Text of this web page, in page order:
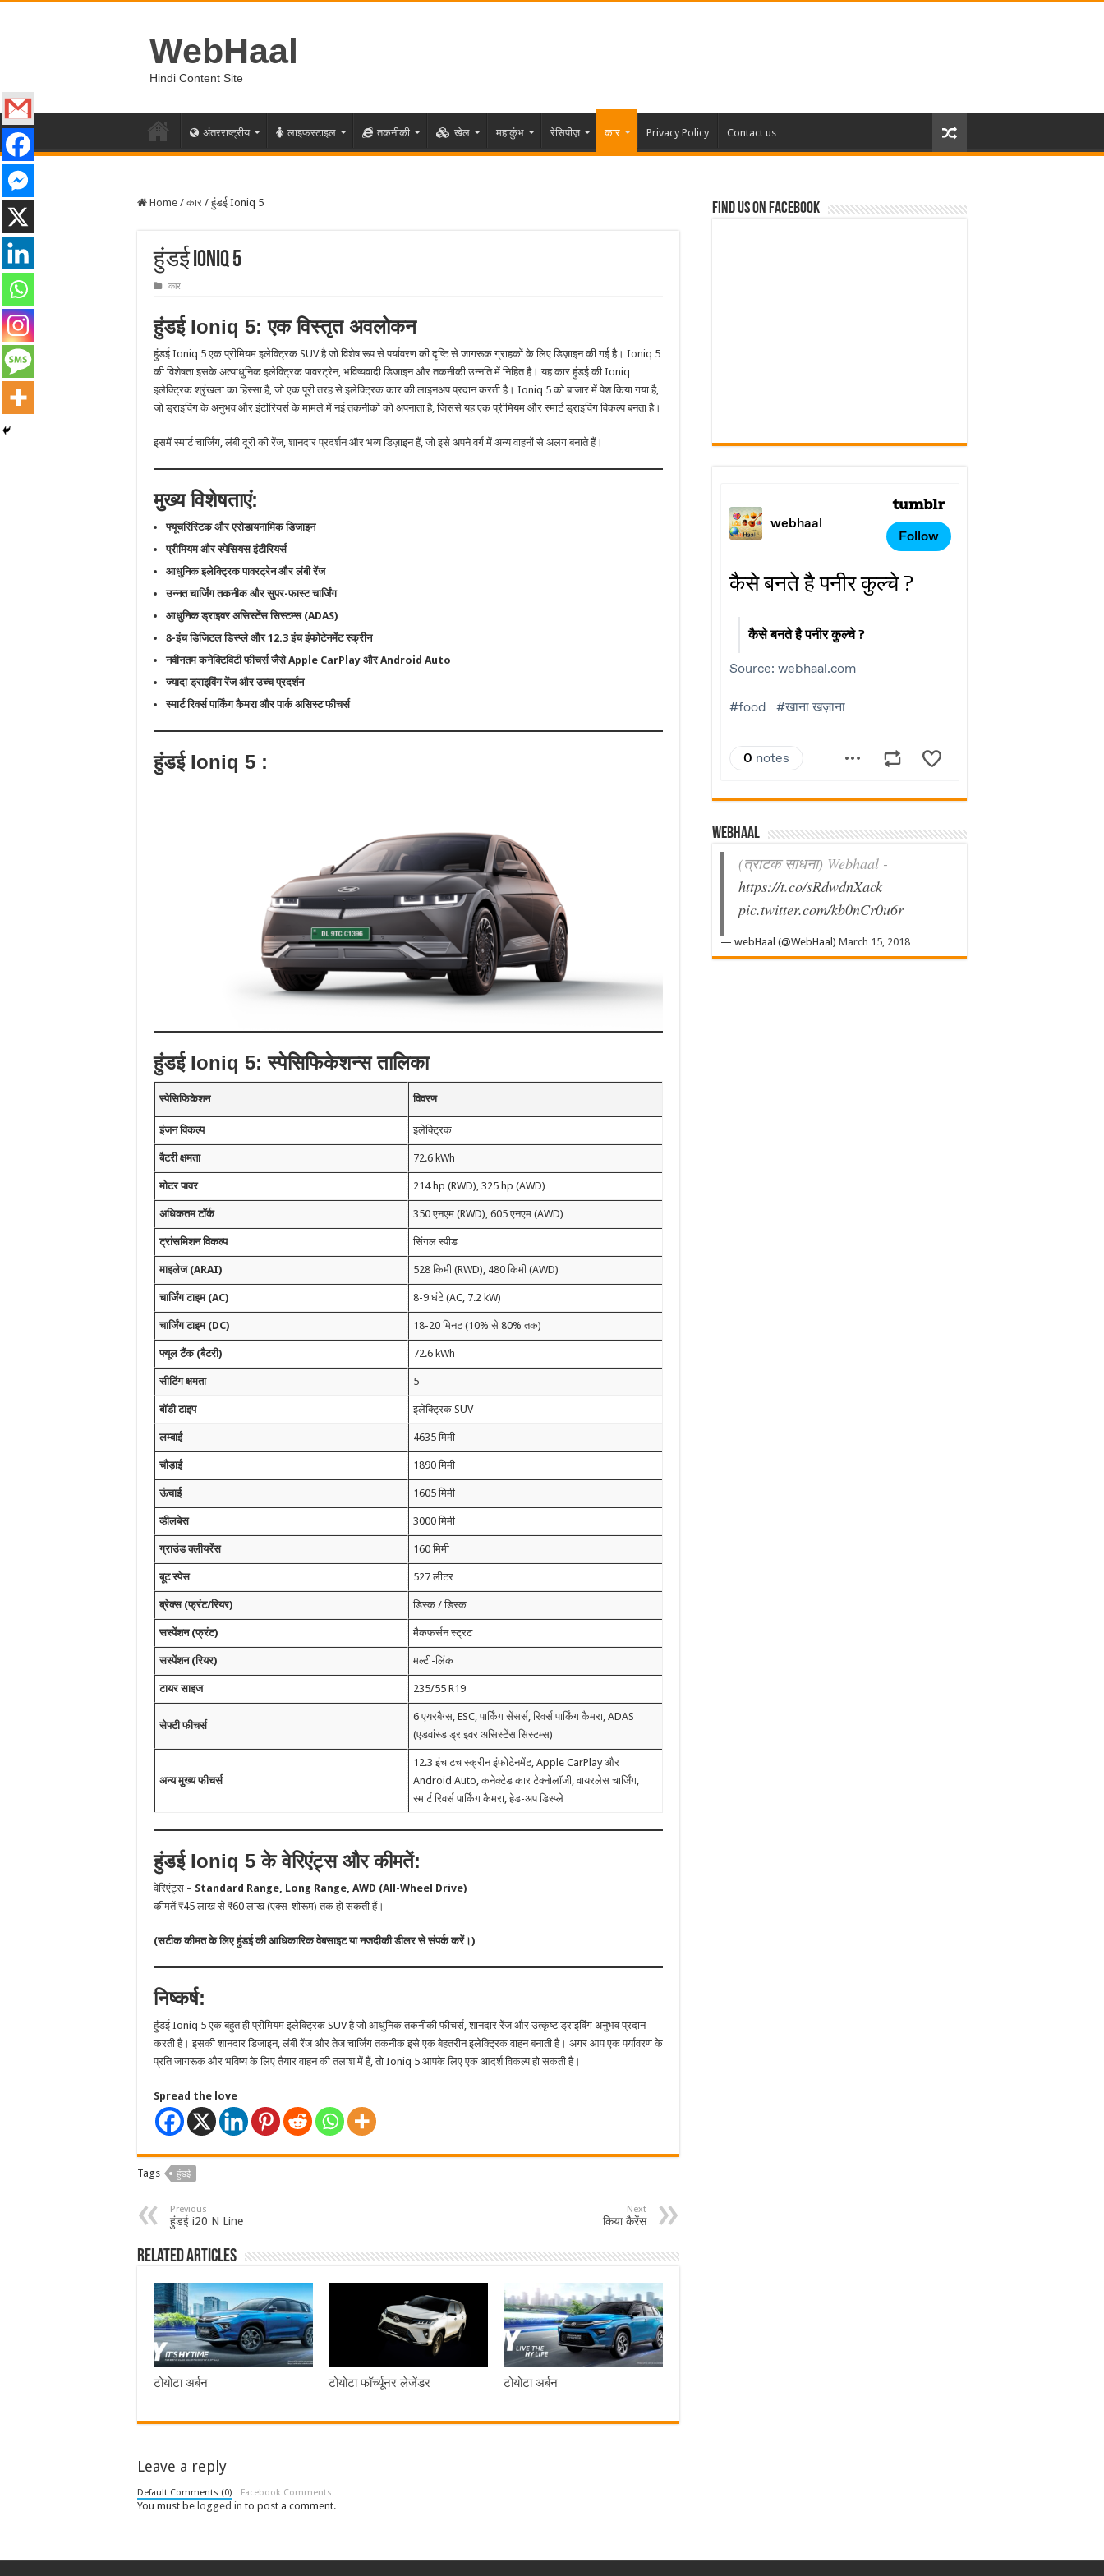
WebHaal
Hindi Content Site
अंतरराष्ट्रीय लाइफस्टाइल तकनीकी खेल महाकुंभ रेसिपीज़ कार Privacy Policy Contact us
Home / कार / हुंडई Ioniq 5
हुंडई Ioniq 5
कार
हुंडई Ioniq 5: एक विस्तृत अवलोकन
हुंडई Ioniq 5 एक प्रीमियम इलेक्ट्रिक SUV है जो विशेष रूप से पर्यावरण की दृष्टि से जागरूक ग्राहकों के लिए डिज़ाइन की गई है। Ioniq 5
की विशेषता इसके अत्याधुनिक इलेक्ट्रिक पावरट्रेन, भविष्यवादी डिजाइन और तकनीकी उन्नति में निहित है। यह कार हुंडई की Ioniq
इलेक्ट्रिक श्रृंखला का हिस्सा है, जो एक पूरी तरह से इलेक्ट्रिक कार की लाइनअप प्रदान करती है। Ioniq 5 को बाजार में पेश किया गया है,
जो ड्राइविंग के अनुभव और इंटीरियर्स के मामले में नई तकनीकों को अपनाता है, जिससे यह एक प्रीमियम और स्मार्ट ड्राइविंग विकल्प बनता है।
इसमें स्मार्ट चार्जिंग, लंबी दूरी की रेंज, शानदार प्रदर्शन और भव्य डिज़ाइन हैं, जो इसे अपने वर्ग में अन्य वाहनों से अलग बनाते हैं।
मुख्य विशेषताएं:
फ्यूचरिस्टिक और एरोडायनामिक डिजाइन
प्रीमियम और स्पेसियस इंटीरियर्स
आधुनिक इलेक्ट्रिक पावरट्रेन और लंबी रेंज
उन्नत चार्जिंग तकनीक और सुपर-फास्ट चार्जिंग
आधुनिक ड्राइवर असिस्टेंस सिस्टम्स (ADAS)
8-इंच डिजिटल डिस्प्ले और 12.3 इंच इंफोटेनमेंट स्क्रीन
नवीनतम कनेक्टिविटी फीचर्स जैसे Apple CarPlay और Android Auto
ज्यादा ड्राइविंग रेंज और उच्च प्रदर्शन
स्मार्ट रिवर्स पार्किंग कैमरा और पार्क असिस्ट फीचर्स
हुंडई Ioniq 5 :
हुंडई Ioniq 5: स्पेसिफिकेशन्स तालिका
स्पेसिफिकेशन विवरण
इंजन विकल्प इलेक्ट्रिक
बैटरी क्षमता 72.6 kWh
मोटर पावर 214 hp (RWD), 325 hp (AWD)
अधिकतम टॉर्क 350 एनएम (RWD), 605 एनएम (AWD)
ट्रांसमिशन विकल्प सिंगल स्पीड
माइलेज (ARAI) 528 किमी (RWD), 480 किमी (AWD)
चार्जिंग टाइम (AC) 8-9 घंटे (AC, 7.2 kW)
चार्जिंग टाइम (DC) 18-20 मिनट (10% से 80% तक)
फ्यूल टैंक (बैटरी) 72.6 kWh
सीटिंग क्षमता 5
बॉडी टाइप इलेक्ट्रिक SUV
लम्बाई 4635 मिमी
चौड़ाई 1890 मिमी
ऊंचाई 1605 मिमी
व्हीलबेस 3000 मिमी
ग्राउंड क्लीयरेंस 160 मिमी
बूट स्पेस 527 लीटर
ब्रेक्स (फ्रंट/रियर) डिस्क / डिस्क
सस्पेंशन (फ्रंट) मैकफर्सन स्ट्रट
सस्पेंशन (रियर) मल्टी-लिंक
टायर साइज 235/55 R19
सेफ्टी फीचर्स
6 एयरबैग्स, ESC, पार्किंग सेंसर्स, रिवर्स पार्किंग कैमरा, ADAS
(एडवांस्ड ड्राइवर असिस्टेंस सिस्टम्स)
अन्य मुख्य फीचर्स
12.3 इंच टच स्क्रीन इंफोटेनमेंट, Apple CarPlay और
Android Auto, कनेक्टेड कार टेक्नोलॉजी, वायरलेस चार्जिंग,
स्मार्ट रिवर्स पार्किंग कैमरा, हेड-अप डिस्प्ले
हुंडई Ioniq 5 के वेरिएंट्स और कीमतें:
वेरिएंट्स – Standard Range, Long Range, AWD (All-Wheel Drive)
कीमतें ₹45 लाख से ₹60 लाख (एक्स-शोरूम) तक हो सकती हैं।
(सटीक कीमत के लिए हुंडई की आधिकारिक वेबसाइट या नजदीकी डीलर से संपर्क करें।)
निष्कर्ष:
हुंडई Ioniq 5 एक बहुत ही प्रीमियम इलेक्ट्रिक SUV है जो आधुनिक तकनीकी फीचर्स, शानदार रेंज और उत्कृष्ट ड्राइविंग अनुभव प्रदान
करती है। इसकी शानदार डिजाइन, लंबी रेंज और तेज चार्जिंग तकनीक इसे एक बेहतरीन इलेक्ट्रिक वाहन बनाती है। अगर आप एक पर्यावरण के
प्रति जागरूक और भविष्य के लिए तैयार वाहन की तलाश में हैं, तो Ioniq 5 आपके लिए एक आदर्श विकल्प हो सकती है।
Spread the love
Tags हुंडई
Previous
हुंडई i20 N Line
Next
किया कैरेंस
Related Articles
टोयोटा अर्बन टोयोटा फॉर्च्यूनर लेजेंडर टोयोटा अर्बन
Leave a reply
Default Comments (0) Facebook Comments
You must be logged in to post a comment.
Find us on Facebook
Webhaal
(त्राटक साधना) Webhaal -
https://t.co/sRdwdnXack
pic.twitter.com/kb0nCr0u6r
— webHaal (@WebHaal) March 15, 2018